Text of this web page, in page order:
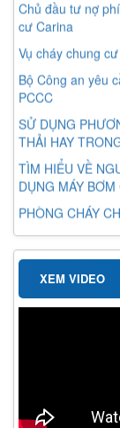
Chủ đầu tư nợ
cư Carina
Vụ cháy chung
Bộ Công an yêu
PCCC
SỬ DỤNG
THẢI HAY
TÌM HIỂU VỀ
DỤNG MÁY
PHÒNG CHÁY
XEM VIDEO